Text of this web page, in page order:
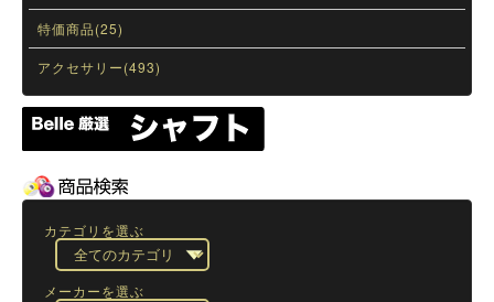
特価商品(25)
アクセサリー(493)
カテゴリを選ぶ
メーカーを選ぶ